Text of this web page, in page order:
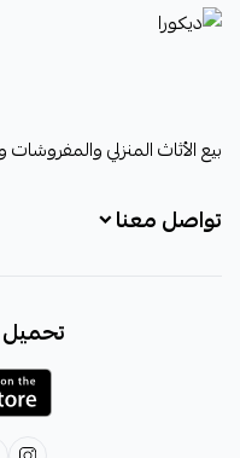
ديكورا
بيع الأثاث المنزلي
تواصل معنا
تحميل